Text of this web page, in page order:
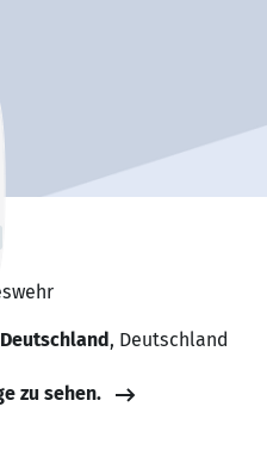
, Deutschland
zu sehen.